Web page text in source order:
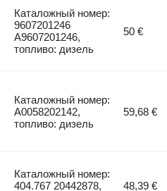
Каталожный номер:
9607201246
A9607201246,
топливо: дизель
50 €
Каталожный номер:
A0058202142,
топливо: дизель
59,68 €
Каталожный номер:
404.767 20442878,
48,39 €